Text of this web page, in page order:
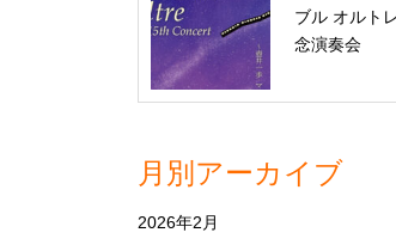
ブル オルト
念演奏会
月別アーカイブ
2026年2月